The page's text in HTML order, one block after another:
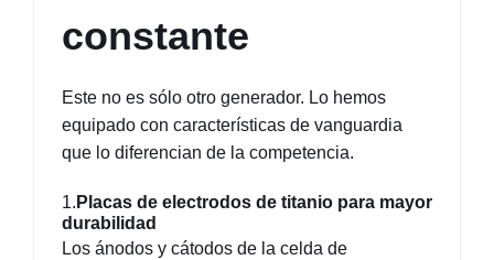
constante
Este no es sólo otro generador. Lo hemos
equipado con características de vanguardia
que lo diferencian de la competencia.
1. Placas de electrodos de titanio para mayor
durabilidad
Los ánodos y cátodos de la celda de